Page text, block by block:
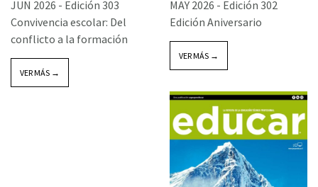
JUN 2026 - Edición 303
Convivencia escolar: Del
conflicto a la formación
VER MÁS →
MAY 2026 - Edición 302
Edición Aniversario
VER MÁS →